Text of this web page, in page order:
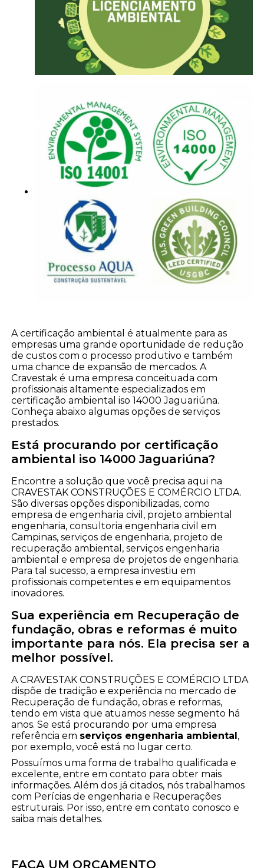
A certificação ambiental é atualmente para as
empresas uma grande oportunidade de redução
de custos com o processo produtivo e também
uma chance de expansão de mercados. A
Cravestak é uma empresa conceituada com
profissionais altamente especializados em
certificação ambiental iso 14000 Jaguariúna.
Conheça abaixo algumas opções de serviços
prestados.
Está procurando por certificação
ambiental iso 14000 Jaguariúna?
Encontre a solução que você precisa aqui na
CRAVESTAK CONSTRUÇÕES E COMÉRCIO LTDA.
São diversas opções disponibilizadas, como
empresa de engenharia civil, projeto ambiental
engenharia, consultoria engenharia civil em
Campinas, serviços de engenharia, projeto de
recuperação ambiental, serviços engenharia
ambiental e empresa de projetos de engenharia.
Para tal sucesso, a empresa investiu em
profissionais competentes e em equipamentos
inovadores.
Sua experiência em Recuperação de
fundação, obras e reformas é muito
importante para nós. Ela precisa ser a
melhor possível.
A CRAVESTAK CONSTRUÇÕES E COMÉRCIO LTDA
dispõe de tradição e experiência no mercado de
Recuperação de fundação, obras e reformas,
tendo em vista que atuamos nesse segmento há
anos. Se está procurando por uma empresa
referência em serviços engenharia ambiental ,
por exemplo, você está no lugar certo.
Possuímos uma forma de trabalho qualificada e
excelente, entre em contato para obter mais
informações. Além dos já citados, nós trabalhamos
com Perícias de engenharia e Recuperações
estruturais. Por isso, entre em contato conosco e
saiba mais detalhes.
FAÇA UM ORÇAMENTO